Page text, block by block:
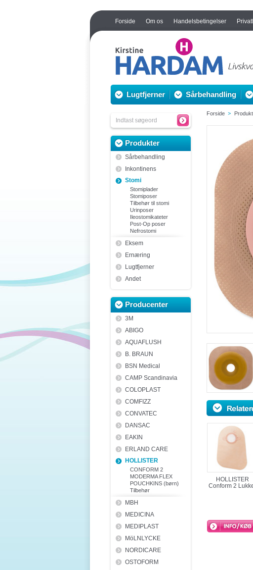
Forside Om os Handelsbetingelser
Lugtfjerner Sårbehandling
Produkter
Sårbehandling
Inkontinens
Stomi
Stomiplader
Stomiposer
Tilbehør til stomi
Urinposer
Ileostomikateter
Post-Op poser
Nefrostomi
Eksem
Ernæring
Lugtfjerner
Andet
Producenter
3M
ABIGO
AQUAFLUSH
B. BRAUN
BSN Medical
CAMP Scandinavia
COLOPLAST
COMFIZZ
CONVATEC
DANSAC
EAKIN
ERLAND CARE
HOLLISTER
CONFORM 2
MODERMA FLEX
POUCHKINS (børn)
Tilbehør
MBH
MEDICINA
MEDIPLAST
MöLNLYCKE
NORDICARE
OSTOFORM
Forside
HOLLISTER
Conform 2